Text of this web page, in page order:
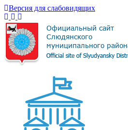
Версия для слабовидящих